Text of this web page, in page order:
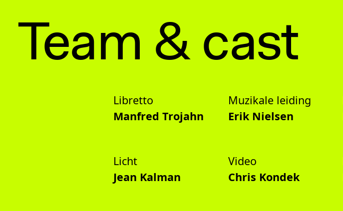
Team & cast
Libretto
Manfred Trojahn
Muzikale leiding
Erik Nielsen
Licht
Jean Kalman
Video
Chris Kondek